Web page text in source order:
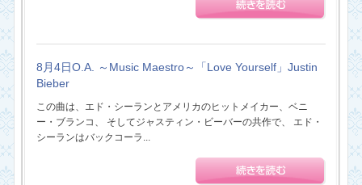
8月4日O.A. ～Music Maestro～「Love Yourself」Justin
Bieber
この曲は、エド・シーランとアメリカのヒットメイカー、ベニ
ー・ブランコ、 そしてジャスティン・ビーバーの共作で、 エド・
シーランはバックコーラ...